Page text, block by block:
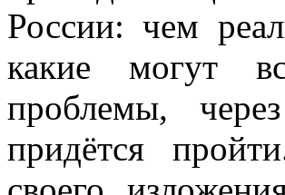
России: чем
какие могут
проблемы,
придётся